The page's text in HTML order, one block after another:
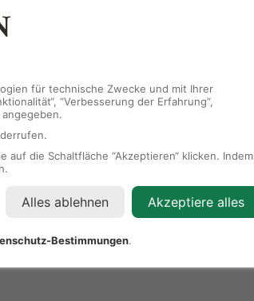
für technische Zwecke und mit Ihrer
“Verbesserung der Erfahrung“,
angegeben.
die Schaltfläche “Akzeptieren“ klicken. Indem
Alles ablehnen Akzeptiere alles
Bestimmungen.